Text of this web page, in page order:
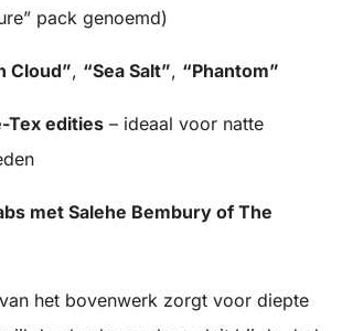
pack genoemd)
Cloud”, “Sea Salt”, “Phantom”
Tex edities – ideaal voor natte
met Salehe Bembury of The
het bovenwerk zorgt voor diepte